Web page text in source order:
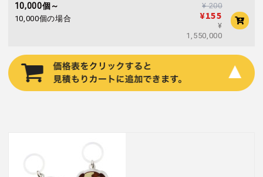
10,000個～
10,000個の場合
¥ 200
¥155
¥
1,550,000